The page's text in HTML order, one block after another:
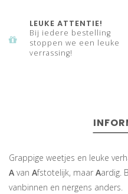
LEUKE ATTENTIE!
Bij iedere bestelling
stoppen we een leuke
verrassing!
Grappige weetjes en leuke
A van Afstotelijk, maar Aardig.
vanbinnen en nergens anders.